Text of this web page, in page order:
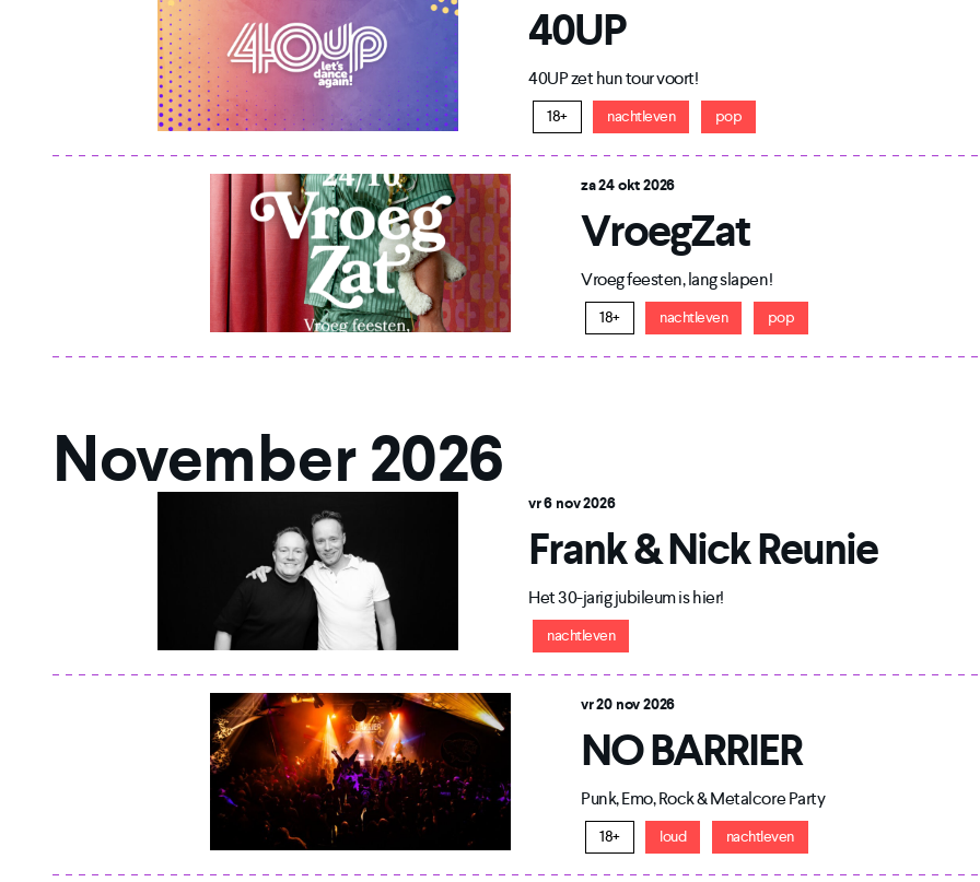
40UP
40UP zet hun tour voort!
18+ nachtleven pop
za 24 okt 2026
VroegZat
Vroeg feesten, lang slapen!
18+ nachtleven pop
November 2026
vr 6 nov 2026
Frank & Nick Reunie
Het 30-jarig jubileum is hier!
nachtleven
vr 20 nov 2026
NO BARRIER
Punk, Emo, Rock & Metalcore Party
18+ loud nachtleven